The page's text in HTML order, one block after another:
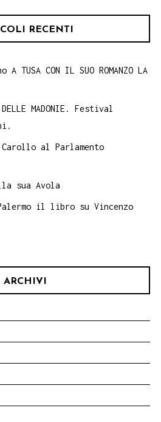
RECENTI
TUSA CON IL SUO ROMANZO LA
DELLE MADONIE. Festival
al Parlamento
sua Avola
il libro su Vincenzo
ARCHIVI